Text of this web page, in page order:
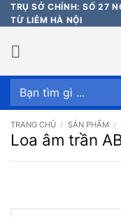
Bỏ
qua
nội
dung
TRỤ SỞ CHÍNH: SỐ 27
TỪ LIÊM HÀ NỘI
Tìm
kiếm:
TRANG CHỦ / SẢN PHẨM /
Loa âm trần